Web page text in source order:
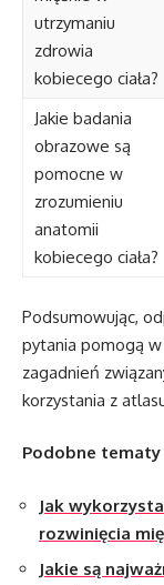
utrzymaniu
zdrowia
kobiecego ciała?
Jakie badania
obrazowe są
pomocne w
zrozumieniu
anatomii
kobiecego ciała?
Podsumowując,
pytania pomogą
zagadnień
korzystania z
Podobne tematy
Jak
rozwinięcia
Jakie są